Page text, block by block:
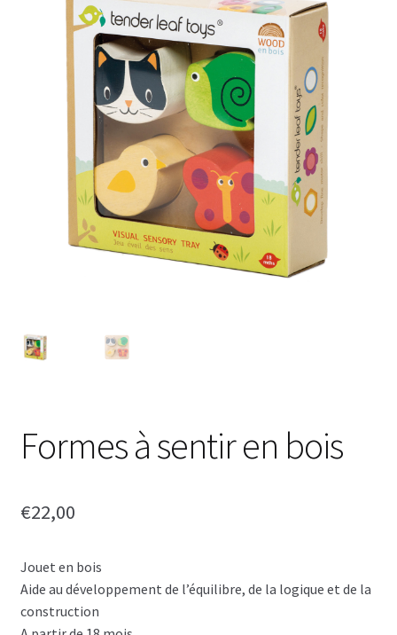
Formes à sentir en bois
€22,00
Jouet en bois
Aide au développement de l’équilibre, de la logique et de la
construction